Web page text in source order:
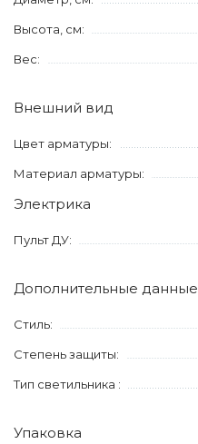
Высота, см:
Вес:
Внешний вид
Цвет арматуры:
Материал арматуры:
Электрика
Пульт ДУ:
Дополнительные данные
Стиль:
Степень защиты:
Тип светильника :
Упаковка